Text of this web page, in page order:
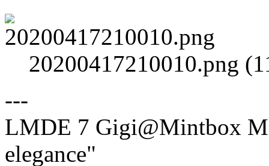
20200417210010.png
---
LMDE 7 Gigi@Mintbox
elegance"